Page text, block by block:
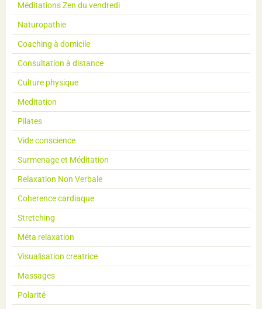
Méditations Zen du vendredi
Naturopathie
Coaching à domicile
Consultation à distance
Culture physique
Meditation
Pilates
Vide conscience
Surmenage et Méditation
Relaxation Non Verbale
Coherence cardiaque
Stretching
Méta relaxation
Visualisation creatrice
Massages
Polarité